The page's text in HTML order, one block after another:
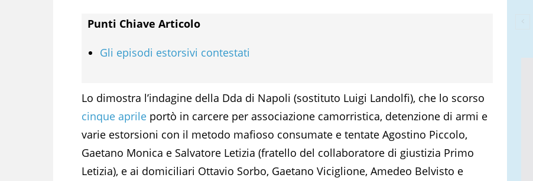
Punti Chiave Articolo
Gli episodi estorsivi contestati
Lo dimostra l’indagine della Dda di Napoli (sostituto Luigi Landolfi), che lo scorso
cinque aprile portò in carcere per associazione camorristica, detenzione di armi e
varie estorsioni con il metodo mafioso consumate e tentate Agostino Piccolo,
Gaetano Monica e Salvatore Letizia (fratello del collaboratore di giustizia Primo
Letizia), e ai domiciliari Ottavio Sorbo, Gaetano Viciglione, Amedeo Belvisto e